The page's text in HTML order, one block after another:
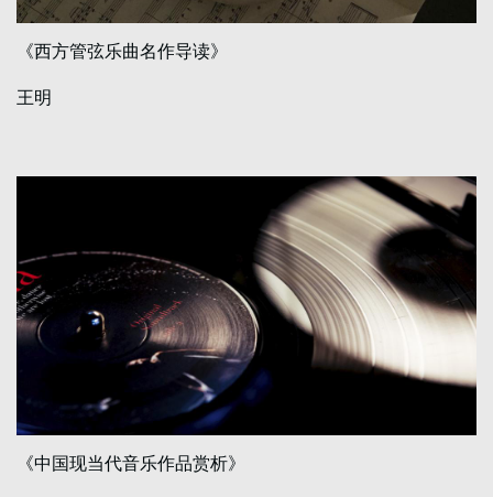
《西方管弦乐曲名作导读》
王明
《中国现当代音乐作品赏析》